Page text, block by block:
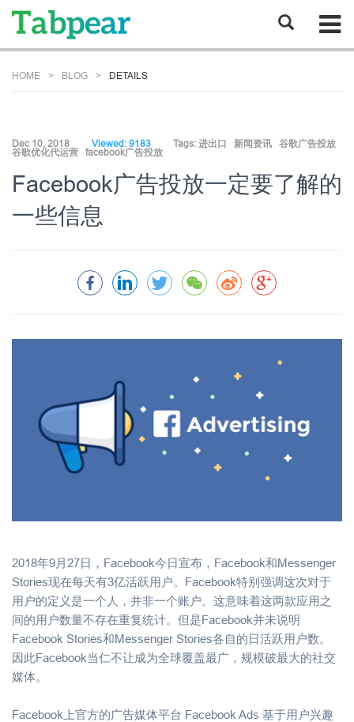
HOME BLOG DETAILS
Dec 10, 2018 Viewed: 9183 Tags: 进出口 新闻资讯 谷歌广告投放
谷歌优化代运营 facebook广告投放
Facebook广告投放一定要了解的
一些信息
2018年9月27日，Facebook今日宣布，Facebook和Messenger
Stories现在每天有3亿活跃用户。Facebook特别强调这次对于
用户的定义是一个人，并非一个账户。这意味着这两款应用之
间的用户数量不存在重复统计。但是Facebook并未说明
Facebook Stories和Messenger Stories各自的日活跃用户数。
因此Facebook当仁不让成为全球覆盖最广，规模破最大的社交
媒体。
Facebook上官方的广告媒体平台 Facebook Ads 基于用户兴趣